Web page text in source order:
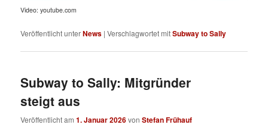
Video: youtube.com
Veröffentlicht unterNews |Verschlagwortet mitSubway to Sally
Subway to Sally: Mitgründer
steigt aus
Veröffentlicht am1. Januar 2026vonStefan Frühauf